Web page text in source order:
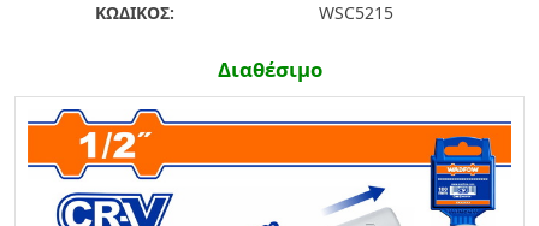
ΚΩΔΙΚΟΣ:
WSC5215
Διαθέσιμο